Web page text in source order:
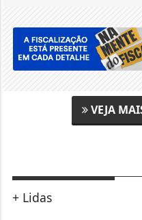
VEJA
+ Lidas